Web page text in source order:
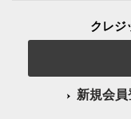
クレジ
新規会